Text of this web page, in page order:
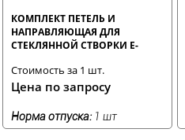
КОМПЛЕКТ ПЕТЕЛЬ И
НАПРАВЛЯЮЩАЯ ДЛЯ
СТЕКЛЯННОЙ СТВОРКИ E-
Стоимость за 1 шт.
Цена по запросу
Норма отпуска: 1 шт